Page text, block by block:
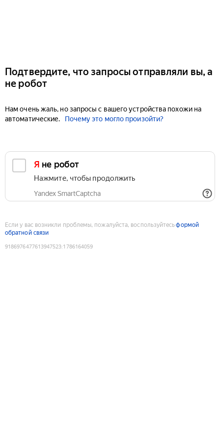
Подтвердите, что запросы отправляли вы, а
не робот
Нам очень жаль, но запросы с вашего устройства похожи на
автоматические.
Почему это могло произойти?
Я не робот
Нажмите, чтобы продолжить
Yandex SmartCaptcha
Если у вас возникли проблемы, пожалуйста, воспользуйтесьформой
обратной связи
9186976477613947523:1786164059